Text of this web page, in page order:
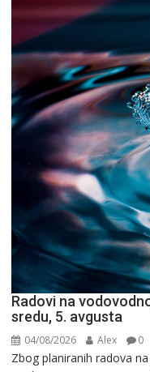
Radovi na
sredu, 5. avgusta
04/08/2026 Alex 0
Zbog planiranih radova